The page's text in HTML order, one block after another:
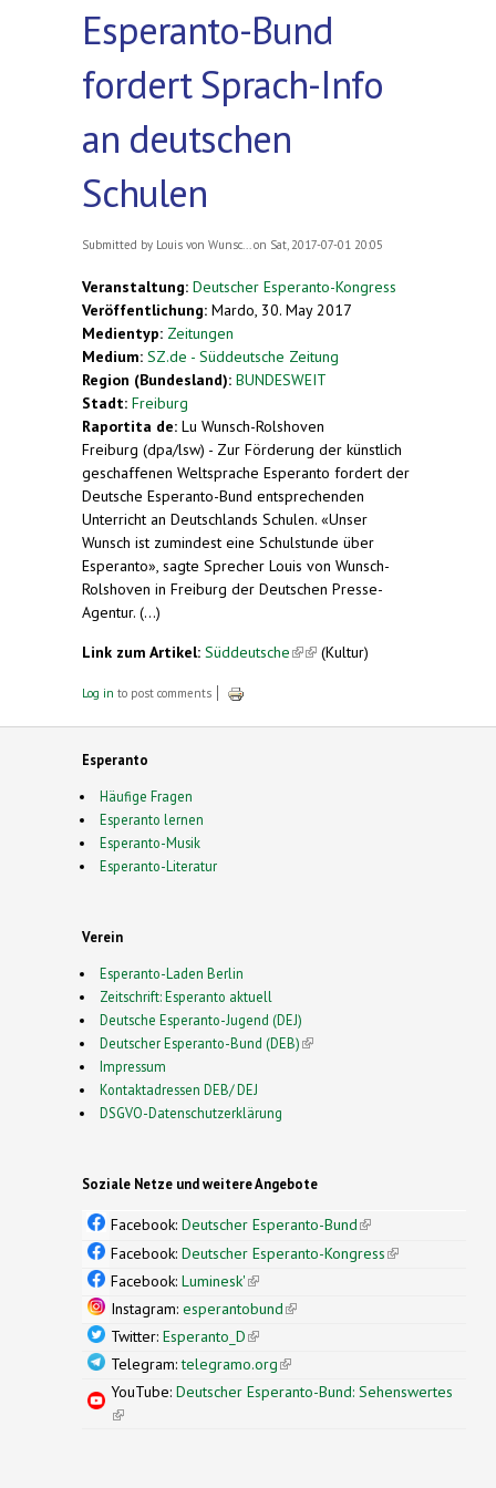
Esperanto-Bund
fordert Sprach-Info
an deutschen
Schulen
Submitted by Louis von Wunsc... on Sat, 2017-07-01 20:05
Veranstaltung: Deutscher Esperanto-Kongress
Veröffentlichung: Mardo, 30. May 2017
Medientyp: Zeitungen
Medium: SZ.de - Süddeutsche Zeitung
Region (Bundesland): BUNDESWEIT
Stadt: Freiburg
Raportita de: Lu Wunsch-Rolshoven
Freiburg (dpa/lsw) - Zur Förderung der künstlich
geschaffenen Weltsprache Esperanto fordert der
Deutsche Esperanto-Bund entsprechenden
Unterricht an Deutschlands Schulen. «Unser
Wunsch ist zumindest eine Schulstunde über
Esperanto», sagte Sprecher Louis von Wunsch-
Rolshoven in Freiburg der Deutschen Presse-
Agentur. (...)
Link zum Artikel: Süddeutsche (link is external)
(Kultur)
Log in to post comments
Esperanto
Häufige Fragen
Esperanto lernen
Esperanto-Musik
Esperanto-Literatur
Verein
Esperanto-Laden Berlin
Zeitschrift: Esperanto aktuell
Deutsche Esperanto-Jugend (DEJ)
Deutscher Esperanto-Bund (DEB)(link is external)
Impressum
Kontaktadressen DEB/ DEJ
DSGVO-Datenschutzerklärung
Soziale Netze und weitere Angebote
Facebook: Deutscher Esperanto-Bund(link is
external)
Facebook: Deutscher Esperanto-Kongress(link is
Facebook: Luminesk'(link is external)
Instagram: esperantobund(link is external)
Twitter: Esperanto_D(link is external)
Telegram:telegramo.org(link is external)
YouTube: Deutscher Esperanto-Bund: Sehenswertes
(link is external)